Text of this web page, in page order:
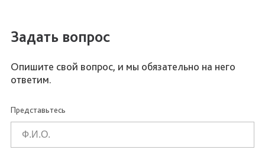
Задать вопрос
Опишите свой вопрос, и мы обязательно на него
ответим.
Представьтесь